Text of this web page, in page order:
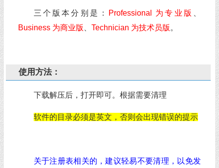
三个版本分别是： Professional 为专业版
Business 为商业版
Technician 为技术员版 。
使用方法：
下载解压后，打开即可。根据需要清理
软件的目录必须是英文，否则会出现错误的提示
关于注册表相关的，建议轻易不要清理，以免发